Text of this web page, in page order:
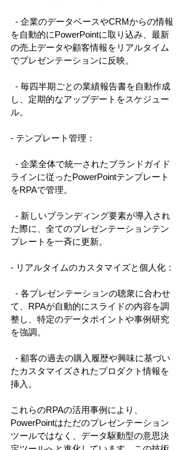
- 企業のデータベースやCRMからの情報
を自動的にPowerPointに取り込み、最新
の売上データや顧客情報をリアルタイム
でプレゼンテーションに反映。
- 毎四半期ごとの業績報告書を自動作成
し、定期的なアップデートをスケジュー
ル。
- テンプレート管理：
- 企業全体で統一されたブランドガイド
ラインに従ったPowerPointテンプレート
をRPAで管理。
- 新しいブランディング要素が導入され
た際に、全てのプレゼンテーションテン
プレートを一斉に更新。
- リアルタイムのカスタマイズと個人化：
- 各プレゼンテーションの聴衆に合わせ
て、RPAが自動的にスライドの内容を調
整し、特定のデータポイントや事例研究
を強調。
- 顧客の過去の購入履歴や興味に基づい
たカスタマイズされたプロダクト情報を
挿入。
これらのRPAの活用事例により、
PowerPointはただのプレゼンテーション
ツールではなく、データ駆動型の意思決